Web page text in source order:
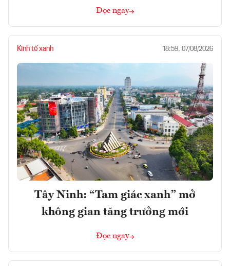
Đọc ngay
Kinh tế xanh 18:59, 07/08/2026
Tây Ninh: “Tam giác xanh” mở
không gian tăng trưởng mới
Đọc ngay